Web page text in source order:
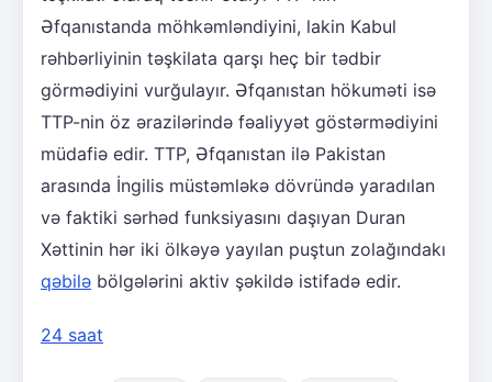
Əfqanıstanda möhkəmləndiyini, lakin Kabul
rəhbərliyinin təşkilata qarşı heç bir tədbir
görmədiyini vurğulayır. Əfqanıstan hökuməti isə
TTP-nin öz ərazilərində fəaliyyət göstərmədiyini
müdafiə edir. TTP, Əfqanıstan ilə Pakistan
arasında İngilis müstəmləkə dövründə yaradılan
və faktiki sərhəd funksiyasını daşıyan Duran
Xəttinin hər iki ölkəyə yayılan puştun zolağındakı
qəbilə bölgələrini aktiv şəkildə istifadə edir.
24 saat